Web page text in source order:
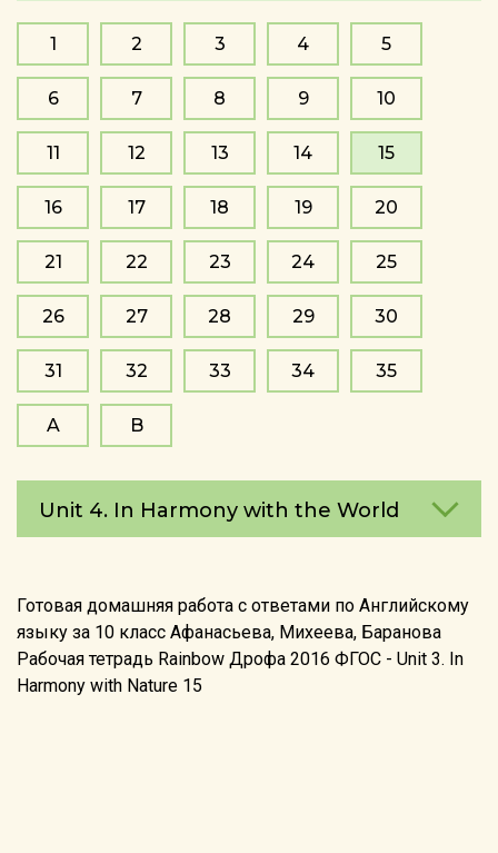
1 2 3 4 5
6 7 8 9 10
11 12 13 14 15
16 17 18 19 20
21 22 23 24 25
26 27 28 29 30
31 32 33 34 35
A B
Unit 4. In Harmony with the World
Готовая домашняя работа с ответами по Английскому
языку за 10 класс Афанасьева, Михеева, Баранова
Рабочая тетрадь Rainbow Дрофа 2016 ФГОС - Unit 3. In
Harmony with Nature 15